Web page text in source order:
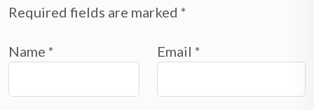
Required fields are marked *
Name * Email *